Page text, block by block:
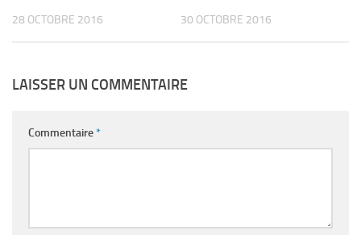
28 OCTOBRE 2016 30 OCTOBRE 2016
LAISSER UN COMMENTAIRE
Commentaire*